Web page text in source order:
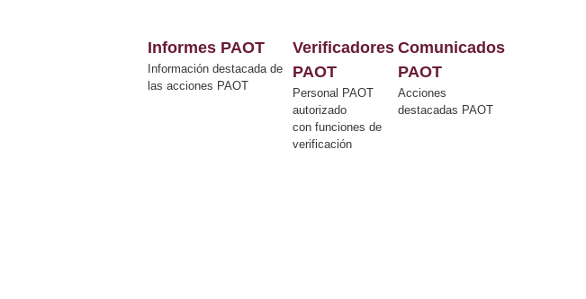
Informes PAOT
Información destacada de
las acciones PAOT
Verificadores
PAOT
Personal PAOT
autorizado
con funciones de
verificación
Comunicados
PAOT
Acciones
destacadas PAOT